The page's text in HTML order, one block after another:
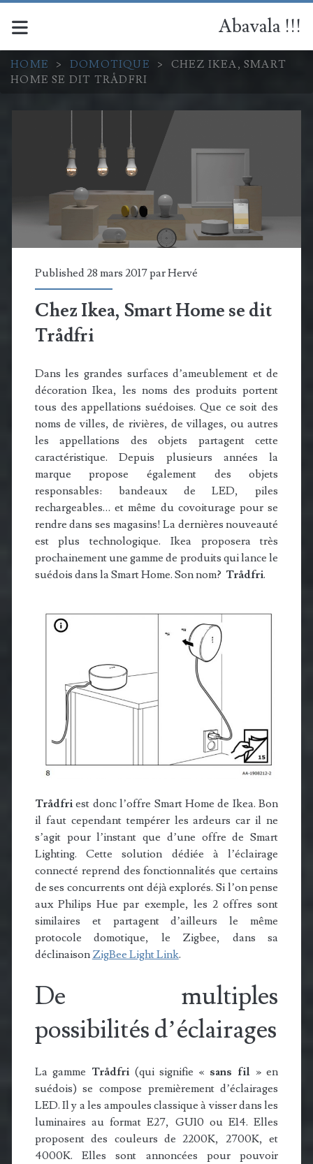
Abavala !!!
HOME > DOMOTIQUE >
CHEZ IKEA, SMART
HOME SE DIT TRÅDFRI
Published 28 mars 2017 parHervé
Chez Ikea, Smart Home se dit
Trådfri
Dans les grandes surfaces d’ameublement et de
décoration Ikea, les noms des produits portent
tous des appellations suédoises. Que ce soit des
noms de villes, de rivières, de villages, ou autres
les appellations des objets partagent cette
caractéristique. Depuis plusieurs années la
marque propose également des objets
responsables: bandeaux de LED, piles
rechargeables… et même du covoiturage pour se
rendre dans ses magasins! La dernières nouveauté
est plus technologique. Ikea proposera très
prochainement une gamme de produits qui lance le
suédois dans la Smart Home. Son nom? Trådfri.
Trådfriest donc l’offre Smart Home de Ikea. Bon
il faut cependant tempérer les ardeurs car il ne
s’agit pour l’instant que d’une offre de Smart
Lighting. Cette solution dédiée à l’éclairage
connecté reprend des fonctionnalités que certains
de ses concurrents ont déjà explorés. Si l’on pense
aux Philips Hue par exemple, les 2 offres sont
similaires et partagent d’ailleurs le même
protocole domotique, le Zigbee, dans sa
déclinaison ZigBee Light Link.
De multiples
possibilités d’éclairages
La gamme Trådfri(qui signifie « sans fil » en
suédois) se compose premièrement d’éclairages
LED. Il y a les ampoules classique à visser dans les
luminaires au format E27, GU10 ou E14. Elles
proposent des couleurs de 2200K, 2700K, et
4000K. Elles sont annoncées pour pouvoir